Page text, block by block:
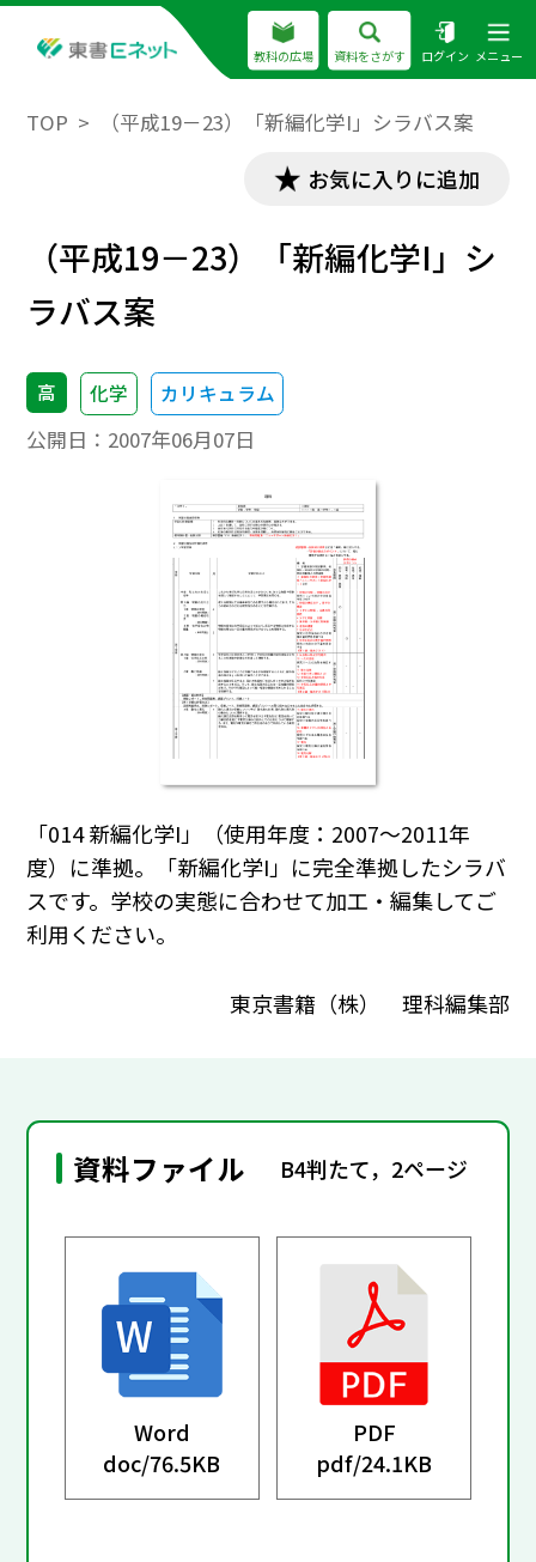
教科の広場 資料をさがす ログイン メニュー
TOP （平成19－23）「新編化学I」シラバス案
お気に入りに追加
（平成19－23）「新編化学I」シ
ラバス案
高 化学 カリキュラム
公開日： 2007年06月07日
「014 新編化学I」（使用年度：2007～2011年
度）に準拠。「新編化学I」に完全準拠したシラバ
スです。学校の実態に合わせて加工・編集してご
利用ください。
東京書籍（株） 理科編集部
資料ファイル B4判たて，2ページ
Word
doc/76.5KB
PDF
pdf/24.1KB